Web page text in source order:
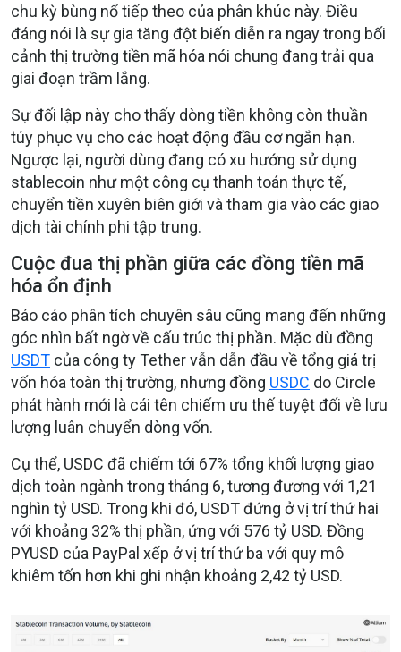
chu kỳ bùng nổ tiếp theo của phân khúc này. Điều
đáng nói là sự gia tăng đột biến diễn ra ngay trong bối
cảnh thị trường tiền mã hóa nói chung đang trải qua
giai đoạn trầm lắng.
Sự đối lập này cho thấy dòng tiền không còn thuần
túy phục vụ cho các hoạt động đầu cơ ngắn hạn.
Ngược lại, người dùng đang có xu hướng sử dụng
stablecoin như một công cụ thanh toán thực tế,
chuyển tiền xuyên biên giới và tham gia vào các giao
dịch tài chính phi tập trung.
Cuộc đua thị phần giữa các đồng tiền mã
hóa ổn định
Báo cáo phân tích chuyên sâu cũng mang đến những
góc nhìn bất ngờ về cấu trúc thị phần. Mặc dù đồng
USDT của công ty Tether vẫn dẫn đầu về tổng giá trị
vốn hóa toàn thị trường, nhưng đồng USDC do Circle
phát hành mới là cái tên chiếm ưu thế tuyệt đối về lưu
lượng luân chuyển dòng vốn.
Cụ thể, USDC đã chiếm tới 67% tổng khối lượng giao
dịch toàn ngành trong tháng 6, tương đương với 1,21
nghìn tỷ USD. Trong khi đó, USDT đứng ở vị trí thứ hai
với khoảng 32% thị phần, ứng với 576 tỷ USD. Đồng
PYUSD của PayPal xếp ở vị trí thứ ba với quy mô
khiêm tốn hơn khi ghi nhận khoảng 2,42 tỷ USD.